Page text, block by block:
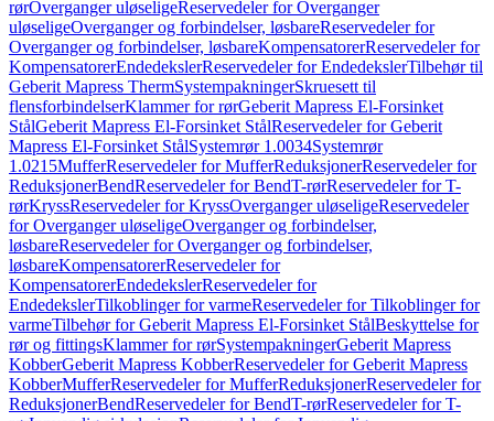
rørOverganger uløseligeReservedeler for Overganger
uløseligeOverganger og forbindelser, løsbareReservedeler for
Overganger og forbindelser, løsbareKompensatorerReservedeler for
KompensatorerEndedekslerReservedeler for EndedekslerTilbehør til
Geberit Mapress ThermSystempakningerSkruesett til
flensforbindelserKlammer for rørGeberit Mapress El-Forsinket
StålGeberit Mapress El-Forsinket StålReservedeler for Geberit
Mapress El-Forsinket StålSystemrør 1.0034Systemrør
1.0215MufferReservedeler for MufferReduksjonerReservedeler for
ReduksjonerBendReservedeler for BendT-rørReservedeler for T-
rørKryssReservedeler for KryssOverganger uløseligeReservedeler
for Overganger uløseligeOverganger og forbindelser,
løsbareReservedeler for Overganger og forbindelser,
løsbareKompensatorerReservedeler for
KompensatorerEndedekslerReservedeler for
EndedekslerTilkoblinger for varmeReservedeler for Tilkoblinger for
varmeTilbehør for Geberit Mapress El-Forsinket StålBeskyttelse for
rør og fittingsKlammer for rørSystempakningerGeberit Mapress
KobberGeberit Mapress KobberReservedeler for Geberit Mapress
KobberMufferReservedeler for MufferReduksjonerReservedeler for
ReduksjonerBendReservedeler for BendT-rørReservedeler for T-